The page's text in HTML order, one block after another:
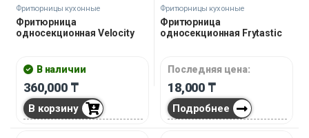
Фритюрницы кухонные
Фритюрница
односекционная Velocity
В наличии
360,000 ₸
В корзину
Фритюрницы кухонные
Фритюрница
односекционная Frytastic
Последняя цена:
18,000 ₸
Подробнее